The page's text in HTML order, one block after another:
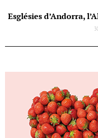
Esglésies d’Andorra,